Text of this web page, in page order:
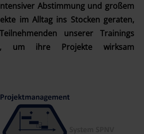
Abstimmung und großem
im Alltag ins Stocken geraten,
unserer Trainings
um ihre Projekte wirksam